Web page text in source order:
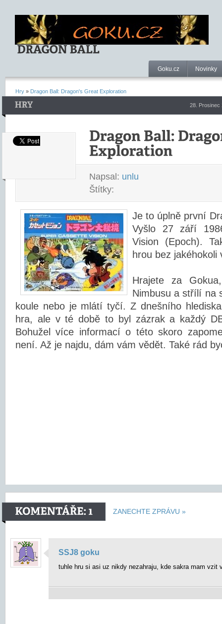
Goku.cz Novinky
Hry » Dragon Ball: Dragon's Great Exploration
28. Prosinec
Napsal: unlu
Štítky:
Je to úplně první
Vyšlo 27 září
Vision (Epoch).
hrou bez jakéhokoli
Hrajete za
Nimbusu a střílí na
koule nebo je mlátí tyčí. Z dnešního
hra, ale v té době to byl zázrak a každý
Bohužel více informací o této skoro
není. Až je najdu, dám vám vědět. Také rád
ZANECHTE ZPRÁVU »
SSJ8 goku
tuhle hru si asi uz nikdy nezahraju, kde sakra mam vzit